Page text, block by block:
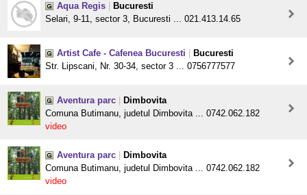
Aqua Regis
Bucuresti
Selari, 9-11, sector 3, Bucuresti ... 021.413.14.65
Artist Cafe - Cafenea Bucuresti
Bucuresti
Str. Lipscani, Nr. 30-34, sector 3 ... 0756777577
Aventura parc
Dimbovita
Comuna Butimanu, judetul Dimbovita ... 0742.062.182
video
Aventura parc
Dimbovita
Comuna Butimanu, judetul Dimbovita ... 0742.062.182
video